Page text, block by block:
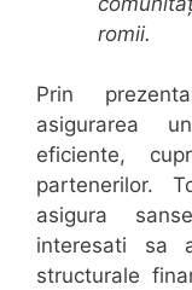
romii.
Prin
asigurarea
eficiente,
partenerilor.
asigura
interesati sa
structurale